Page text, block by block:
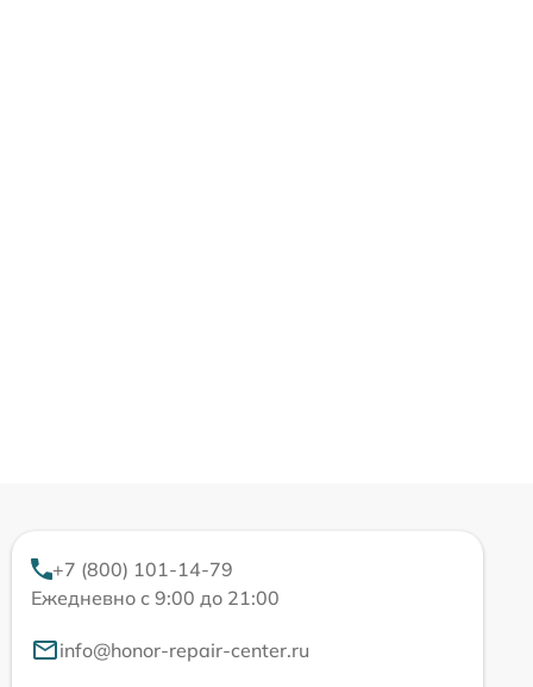
+7 (800) 101-14-79
Ежедневно с 9:00 до 21:00
info@honor-repair-center.ru